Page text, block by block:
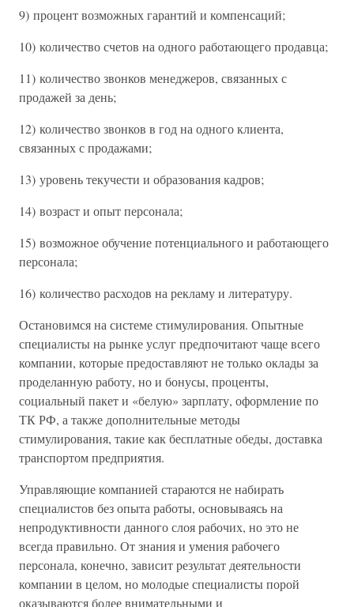
9) процент возможных гарантий и компенсаций;
10) количество счетов на одного работающего продавца;
11) количество звонков менеджеров, связанных с
продажей за день;
12) количество звонков в год на одного клиента,
связанных с продажами;
13) уровень текучести и образования кадров;
14) возраст и опыт персонала;
15) возможное обучение потенциального и работающего
персонала;
16) количество расходов на рекламу и литературу.
Остановимся на системе стимулирования. Опытные
специалисты на рынке услуг предпочитают чаще всего
компании, которые предоставляют не только оклады за
проделанную работу, но и бонусы, проценты,
социальный пакет и «белую» зарплату, оформление по
ТК РФ, а также дополнительные методы
стимулирования, такие как бесплатные обеды, доставка
транспортом предприятия.
Управляющие компанией стараются не набирать
специалистов без опыта работы, основываясь на
непродуктивности данного слоя рабочих, но это не
всегда правильно. От знания и умения рабочего
персонала, конечно, зависит результат деятельности
компании в целом, но молодые специалисты порой
оказываются более внимательными и